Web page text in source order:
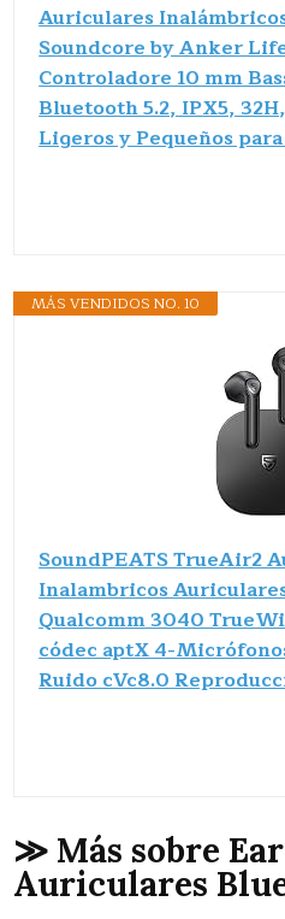
Auriculares
Soundcore by Anker
Controladore 10 mm
Bluetooth 5.2, IPX5,
Ligeros y Pequeños
MÁS VENDIDOS NO. 10
SoundPEATS TrueAir2
Inalambricos
Qualcomm 3040
códec aptX 4-
Ruido cVc8.0
≫ Más sobre
Auriculares